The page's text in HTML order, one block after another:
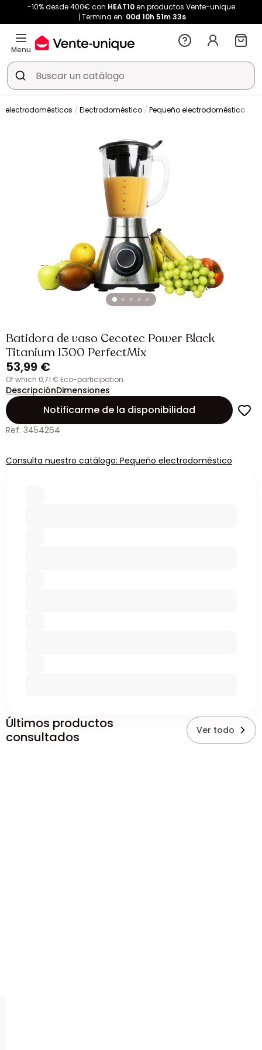
-10% desde 400€ con HEAT10en productos Vente-unique
Termina en: 00d 10h 51m 33s
Menu
electrodomésticos Electrodoméstico Pequeño electrodoméstico
Batidora de vaso Cecotec Power Black
Titanium 1300 PerfectMix
53,99 €
of which 0,71 € Eco-participation
DescripciónDimensiones
Notificarme de la disponibilidad
Ref. 3454264
Consulta nuestro catálogo: Pequeño electrodoméstico
Últimos productos
consultados
Ver todo